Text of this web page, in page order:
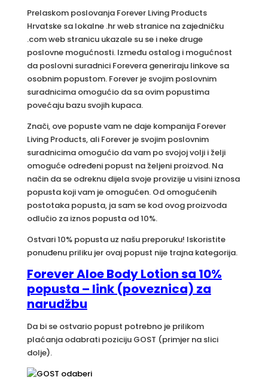
Prelaskom poslovanja Forever Living Products
Hrvatske sa lokalne .hr web stranice na zajedničku
.com web stranicu ukazale su se i neke druge
poslovne mogućnosti. Između ostalog i mogućnost
da poslovni suradnici Forevera generiraju linkove sa
osobnim popustom. Forever je svojim poslovnim
suradnicima omogućio da sa ovim popustima
povećaju bazu svojih kupaca.
Znači, ove popuste vam ne daje kompanija Forever
Living Products, ali Forever je svojim poslovnim
suradnicima omogućio da vam po svojoj volji i želji
omoguće određeni popust na željeni proizvod. Na
način da se odreknu dijela svoje provizije u visini iznosa
popusta koji vam je omogućen. Od omogućenih
postotaka popusta, ja sam se kod ovog proizvoda
odlučio za iznos popusta od 10%.
Ostvari 10% popusta uz našu preporuku! Iskoristite
ponuđenu priliku jer ovaj popust nije trajna kategorija.
Forever Aloe Body Lotion sa 10%
popusta – link (poveznica) za
narudžbu
Da bi se ostvario popust potrebno je prilikom
plaćanja odabrati poziciju GOST (primjer na slici
dolje).